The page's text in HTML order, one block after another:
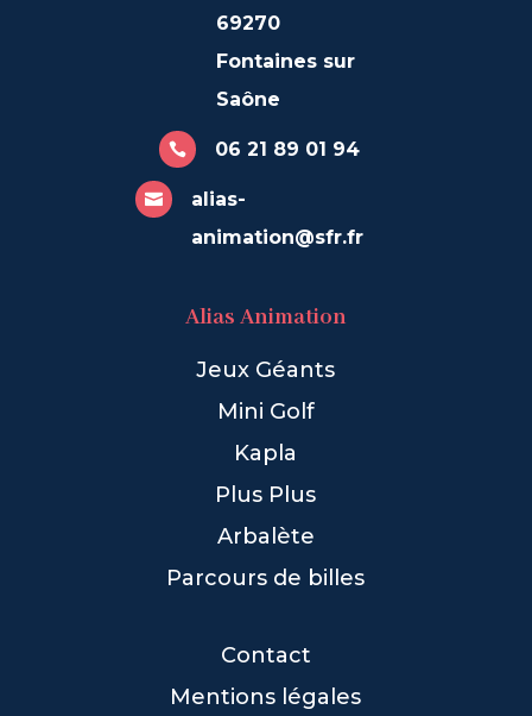
69270
Fontaines sur
Saône
 06 21 89 01 94

alias-
animation@sfr.fr
Alias Animation
Jeux Géants
Mini Golf
Kapla
Plus Plus
Arbalète
Parcours de billes
Contact
Mentions légales